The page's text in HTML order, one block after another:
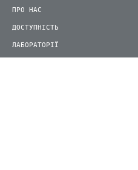
ПРО НАС
ДОСТУПНІСТЬ
ЛАБОРАТОРІЇ